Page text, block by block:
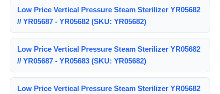
Low Price Vertical Pressure Steam Sterilizer YR05682
// YR05687 - YR05682 (SKU: YR05682)
Low Price Vertical Pressure Steam Sterilizer YR05682
// YR05687 - YR05683 (SKU: YR05682)
Low Price Vertical Pressure Steam Sterilizer YR05682